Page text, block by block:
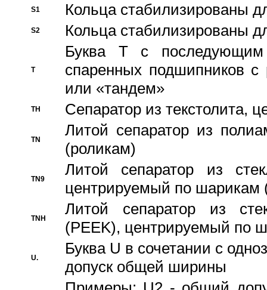
S1 Кольца стабилизированы
S2 Кольца стабилизированы
T
Буква T с
спаренных подшипников
или «тандем»
TH Сепаратор из текстолита,
TN
Литой сепаратор из
(роликам)
TN9
Литой сепаратор из
центрируемый по шарикам
TNH
Литой сепаратор из
(PEEK), центрируемый по
U.
Буква U в сочетании с
допуск общей ширины